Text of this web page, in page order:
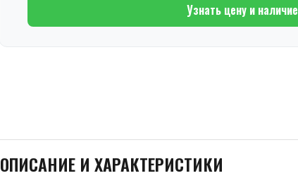
Узнать цену и наличие
ОПИСАНИЕ И ХАРАКТЕРИСТИКИ